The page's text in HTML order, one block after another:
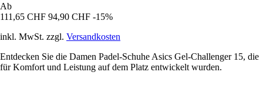
Ab
111,65 CHF 94,90 CHF -15%
inkl. MwSt. zzgl. Versandkosten
Entdecken Sie die Damen Padel-Schuhe Asics Gel-Challenger 15, die
für Komfort und Leistung auf dem Platz entwickelt wurden.